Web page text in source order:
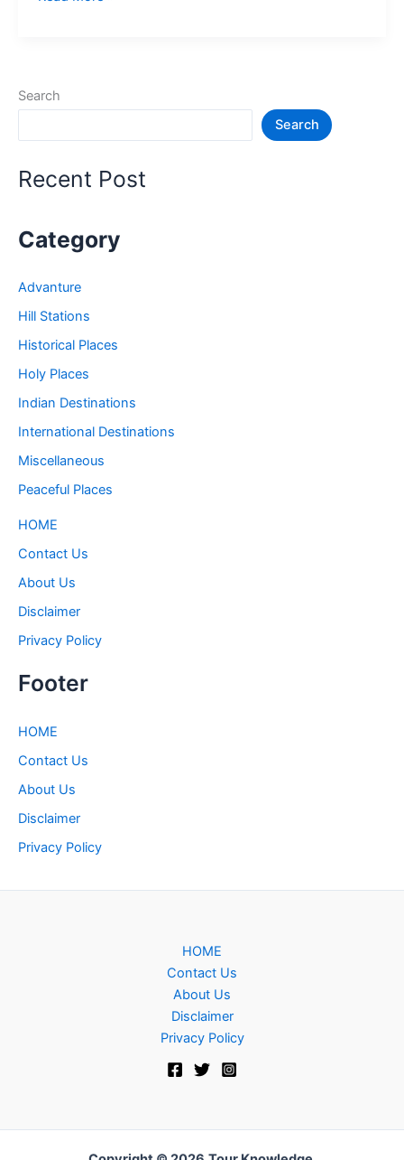
जगह
Places
Search
Search
Recent Post
Category
Advanture
Hill Stations
Historical Places
Holy Places
Indian Destinations
International Destinations
Miscellaneous
Peaceful Places
HOME
Contact Us
About Us
Disclaimer
Privacy Policy
Footer
HOME
Contact Us
About Us
Disclaimer
Privacy Policy
HOME
Contact Us
About Us
Disclaimer
Privacy Policy